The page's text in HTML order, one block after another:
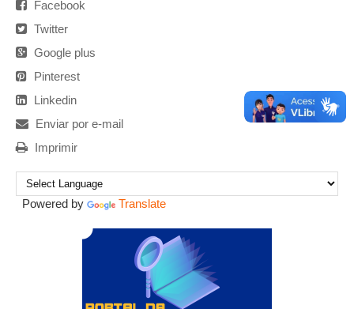
Facebook
Twitter
Google plus
Pinterest
Linkedin
Enviar por e-mail
Imprimir
Powered by Translate